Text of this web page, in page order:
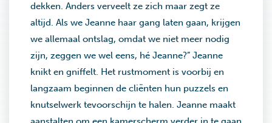
dekken. Anders verveelt ze zich maar zegt ze
altijd. Als we Jeanne haar gang laten gaan, krijgen
we allemaal ontslag, omdat we niet meer nodig
zijn, zeggen we wel eens, hé Jeanne?” Jeanne
knikt en gniffelt. Het rustmoment is voorbij en
langzaam beginnen de cliënten hun puzzels en
knutselwerk tevoorschijn te halen. Jeanne maakt